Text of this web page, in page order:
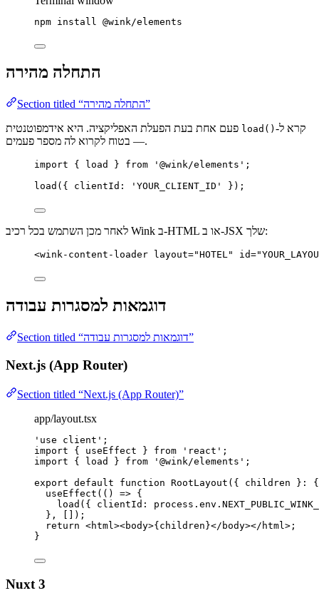
npm install @wink/elements
התחלה מהירה
Section titled “התחלה מהירה”
קרא ל- load() פעם אחת בעת הפעלת האפליקציה. היא אידמפוטנטית
— בטוח לקרוא לה מספר פעמים.
import { load } from ' @wink/elements ' ;
load ({ clientId: ' YOUR_CLIENT_ID ' });
לאחר מכן השתמש בכל רכיב Wink ב-HTML או ב-JSX שלך:
<wink-content-loader layout="HOTEL" id="
דוגמאות למסגרות עבודה
Section titled “דוגמאות למסגרות עבודה”
Next.js (App Router)
Section titled “Next.js (App Router)”
app/layout.tsx
' use client ' ;
import { useEffect } from ' react ' ;
import { load } from ' @wink/elements ' ;
export default function RootLayout ( { children } :
useEffect ( () => {
load ({ clientId: process . env .
} ,
[]);
return <html ><body>{children}</ body></ html > ;
}
Nuxt 3